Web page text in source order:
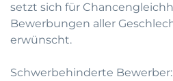
setzt sich für
Bewerbungen aller
erwünscht.
Schwerbehinderte